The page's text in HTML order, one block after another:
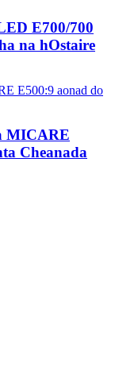
E700/700
na hOstaire
MICARE
Cheanada